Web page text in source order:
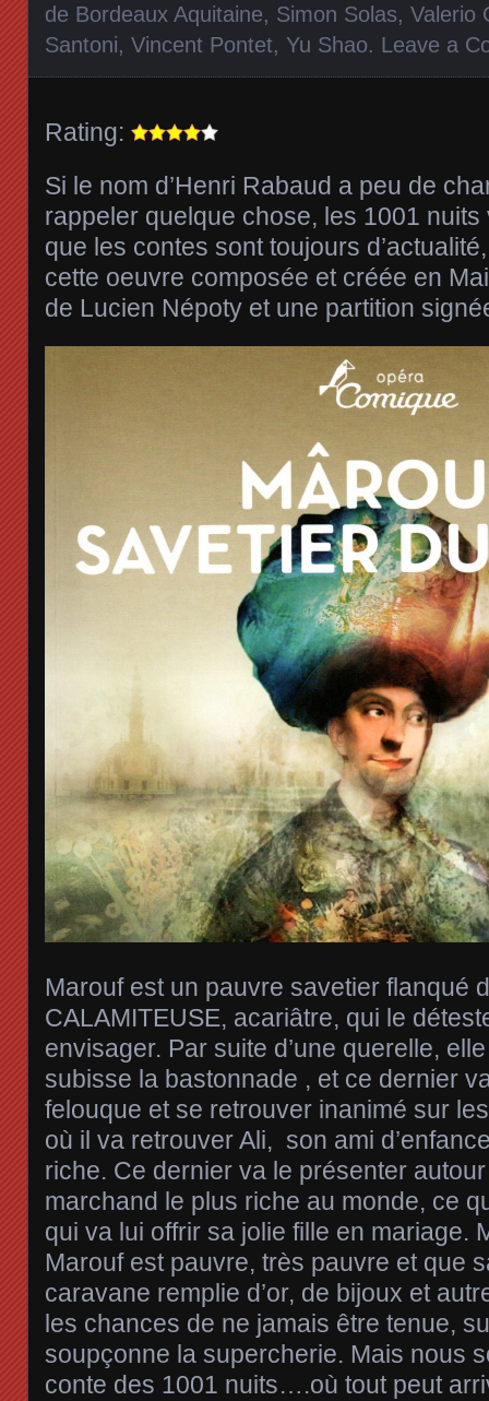
de Bordeaux Aquitaine, Simon Solas, Valerio
Santoni, Vincent Pontet, Yu Shao. Leave a
Rating:
Si le nom d’Henri Rabaud a peu de
rappeler quelque chose, les 1001
que les contes sont toujours
cette oeuvre composée et créée en
de Lucien Népoty et une partition
Marouf est un pauvre savetier flanqué
CALAMITEUSE, acariâtre, qui le
envisager. Par suite d’une querelle,
subisse la bastonnade , et ce dernier
felouque et se retrouver inanimé sur
où il va retrouver Ali, son ami
riche. Ce dernier va le présenter
marchand le plus riche au monde, ce
qui va lui offrir sa jolie fille en mariage.
Marouf est pauvre, très pauvre et que
caravane remplie d’or, de bijoux et
les chances de ne jamais être tenue,
soupçonne la supercherie. Mais nous
conte des 1001 nuits….où tout peut